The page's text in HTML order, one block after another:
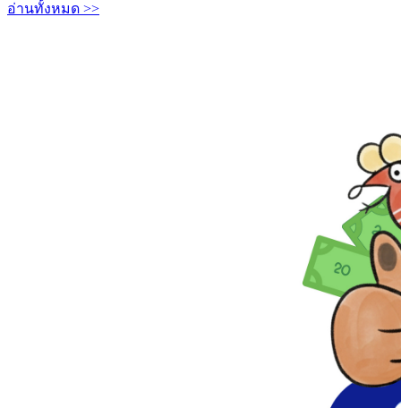
อ่านทั้งหมด >>